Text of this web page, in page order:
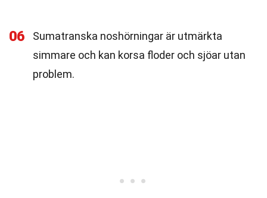
06
Sumatranska noshörningar är utmärkta
simmare och kan korsa floder och sjöar utan
problem.